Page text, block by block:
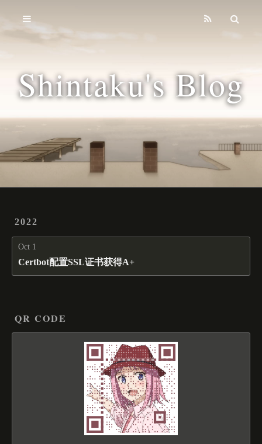
Shintaku's Blog
2022
Oct 1
Certbot配置SSL证书获得A+
QR CODE
Home
Archives